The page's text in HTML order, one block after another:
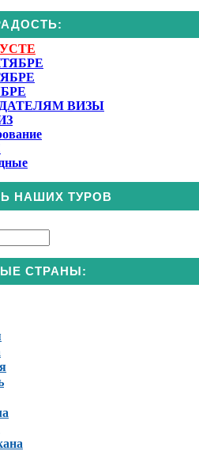
ВИЗЫ
НАШИХ ТУРОВ
СТРАНЫ: